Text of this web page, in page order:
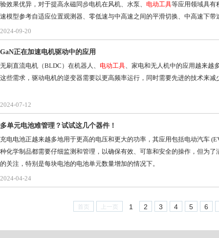
验效果优异，对于提高永磁同步电机在风机、水泵、 电动工具等应用领域具有
速模型参考自适应位置观测器、零低速与中高速之间的平滑切换、中高速下
表明所提策略的有效性。义。
2024-09-20
GaN正在加速电机驱动中的应用
无刷直流电机（BLDC）在机器人、 电动工具、家电和无人机中的应用越来越
这些需求，驱动电机的逆变器需要以更高频率运行，同时需要先进的技术来
2024-07-12
多单元电池难管理？试试这几个器件！
充电电池正越来越多地用于更高的电压和更大的功率，其应用包括电动汽车
种化学制品都需要仔细监测和管理，以确保有效、可靠和安全的操作，但为
的关注，特别是每块电池的电池单元数量增加的情况下。
2024-04-24
首页 上一页 1 2 3 4 5 6